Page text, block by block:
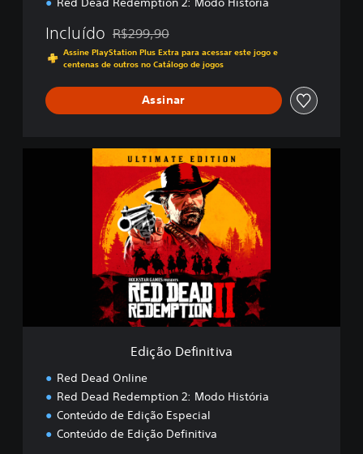
Incluído Desconto aplicado no preço original de
R$299,90
Assine PlayStation Plus Extra para acessar este jogo e
centenas de outros no Catálogo de jogos
Assinar
i
Edição Definitiva
Red Dead Online
Red Dead Redemption 2: Modo História
Conteúdo de Edição Especial
Conteúdo de Edição Definitiva